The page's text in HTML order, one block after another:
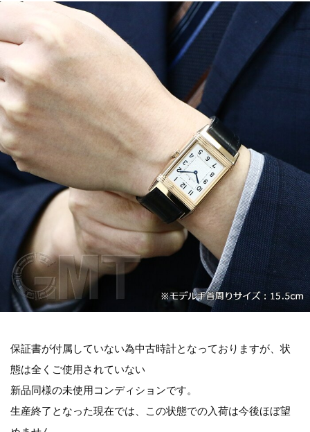
保証書が付属していない為中古時計となっておりますが、状
態は全くご使用されていない
新品同様の未使用コンディションです。
生産終了となった現在では、この状態での入荷は今後ほぼ望